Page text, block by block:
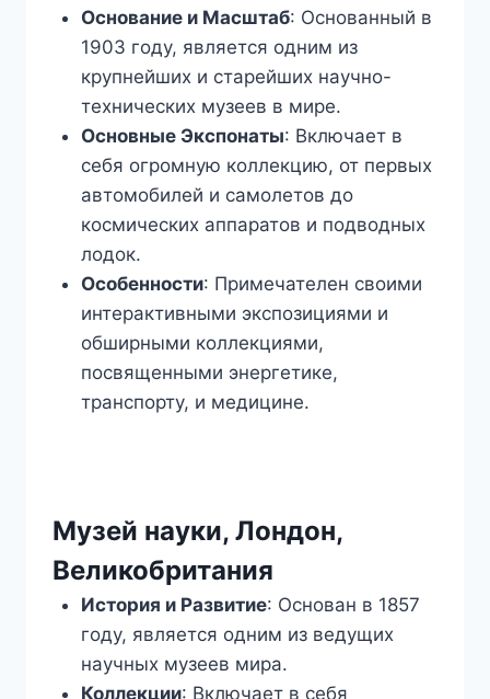
Основание и Масштаб: Основанный в
1903 году, является одним из
крупнейших и старейших научно-
технических музеев в мире.
Основные Экспонаты: Включает в
себя огромную коллекцию, от первых
автомобилей и самолетов до
космических аппаратов и подводных
лодок.
Особенности: Примечателен своими
интерактивными экспозициями и
обширными коллекциями,
посвященными энергетике,
транспорту, и медицине.
Музей науки, Лондон,
Великобритания
История и Развитие: Основан в 1857
году, является одним из ведущих
научных музеев мира.
Коллекции: Включает в себя